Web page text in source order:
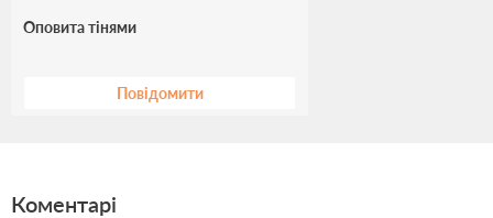
Оповита тінями
Повідомити
Коментарі